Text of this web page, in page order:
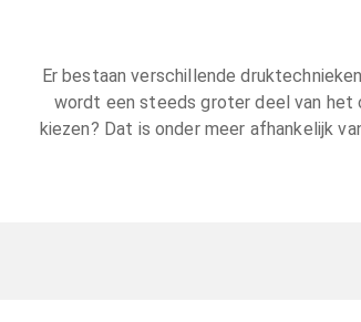
Er bestaan verschillende
wordt een steeds groter deel van het
kiezen? Dat is onder meer afhankelijk